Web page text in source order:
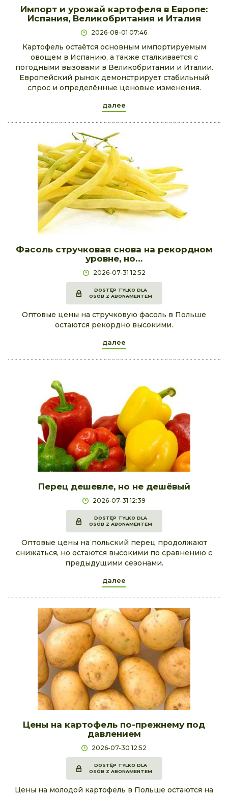
Импорт и урожай картофеля в Европе:
Испания, Великобритания и Италия
2026-08-01 07:46
Картофель остаётся основным импортируемым
овощем в Испанию, а также сталкивается с
погодными вызовами в Великобритании и Италии.
Европейский рынок демонстрирует стабильный
спрос и определённые ценовые изменения.
далее
Фасоль стручковая снова на рекордном
уровне, но…
2026-07-31 12:52
DOSTĘP TYLKO DLA
OSÓB Z ABONAMENTEM
Оптовые цены на стручковую фасоль в Польше
остаются рекордно высокими.
далее
Перец дешевле, но не дешёвый
2026-07-31 12:39
DOSTĘP TYLKO DLA
OSÓB Z ABONAMENTEM
Оптовые цены на польский перец продолжают
снижаться, но остаются высокими по сравнению с
предыдущими сезонами.
далее
Цены на картофель по-прежнему под
давлением
2026-07-30 12:52
DOSTĘP TYLKO DLA
OSÓB Z ABONAMENTEM
Цены на молодой картофель в Польше остаются на